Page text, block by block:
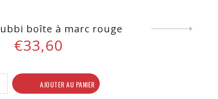
boîte à marc rouge
€33,60
AJOUTER AU PANIER